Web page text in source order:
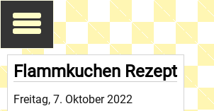
Flammkuchen Rezept
Freitag, 7. Oktober 2022